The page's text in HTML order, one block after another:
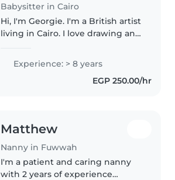
Babysitter in Cairo
Hi, I'm Georgie. I'm a British artist
living in Cairo. I love drawing and
Junk modelling is a great way to
spend any afternoon! I have a
Experience: > 8 years
EGP 250.00/hr
Matthew
Nanny in Fuwwah
I'm a patient and caring nanny
with 2 years of experience